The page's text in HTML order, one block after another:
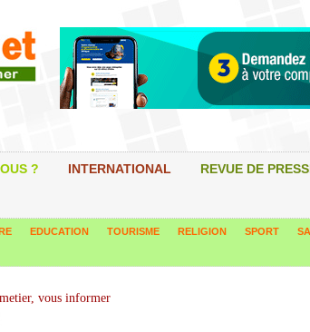
? INTERNATIONAL REVUE DE
EDUCATION TOURISME RELIGION SPORT